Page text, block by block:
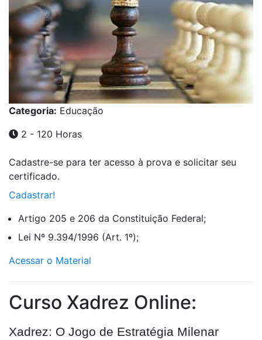
Categoria: Educação
2 - 120 Horas
Cadastre-se para ter acesso à prova e solicitar seu
certificado.
Cadastrar!
Artigo 205 e 206 da Constituição Federal;
Lei Nº 9.394/1996 (Art. 1º);
Acessar o Material
Curso Xadrez Online:
Xadrez: O Jogo de Estratégia Milenar